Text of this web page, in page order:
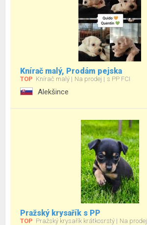
Knírač malý, Prodám pejska
TOP Knírač malý Na prodej s PP FCI
Alekšince
Pražský krysařík s PP
TOP Pražský krysařík krátkosrstý Na prodej